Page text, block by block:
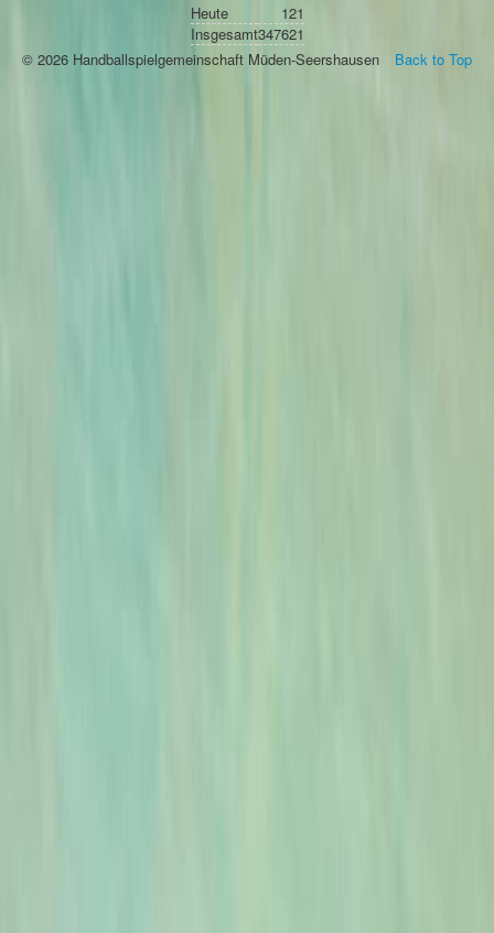
Heute
121
Insgesamt347621
Back to Top
© 2026 Handballspielgemeinschaft Müden-Seershausen